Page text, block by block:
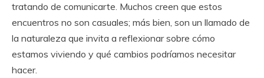
tratando de comunicarte. Muchos creen que estos
encuentros no son casuales; más bien, son un llamado de
la naturaleza que invita a reflexionar sobre cómo
estamos viviendo y qué cambios podríamos necesitar
hacer.